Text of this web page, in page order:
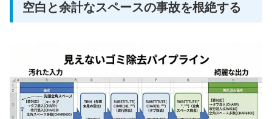
空白と余計なスペースの事故を根絶する